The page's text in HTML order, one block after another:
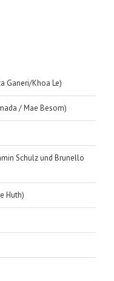
Ganeri/Khoa Le)
/ Mae Besom)
Schulz und Brunello
Huth)